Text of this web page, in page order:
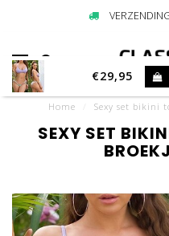
Home Sexy set bikini
€29,95
SEXY SET